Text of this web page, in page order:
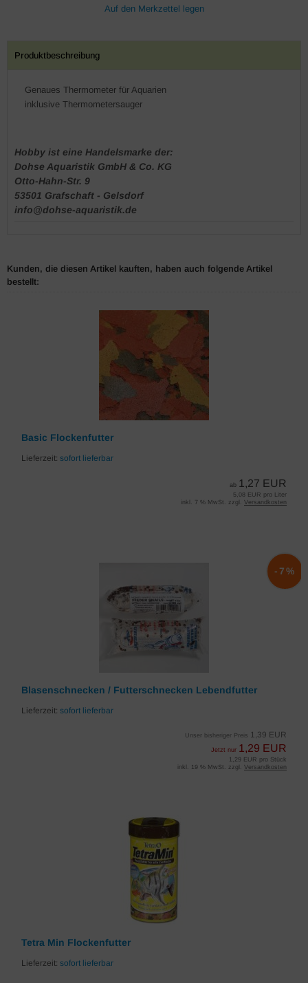
Produktbeschreibung
Genaues Thermometer für Aquarien
inklusive Thermometersauger
Hobby ist eine Handelsmarke der:
Dohse Aquaristik GmbH & Co. KG
Otto-Hahn-Str. 9
53501 Grafschaft - Gelsdorf
info@dohse-aquaristik.de
Kunden, die diesen Artikel kauften, haben auch folgende Artikel
bestellt:
Basic Flockenfutter
Lieferzeit: sofort lieferbar
ab 1,27 EUR
5,08 EUR pro Liter
inkl. 7 % MwSt. zzgl. Versandkosten
Blasenschnecken / Futterschnecken Lebendfutter
Lieferzeit: sofort lieferbar
Unser bisheriger Preis 1,39 EUR
Jetzt nur 1,29 EUR
-7%
1,29 EUR pro Stück
inkl. 19 % MwSt. zzgl. Versandkosten
Tetra Min Flockenfutter
Lieferzeit: sofort lieferbar